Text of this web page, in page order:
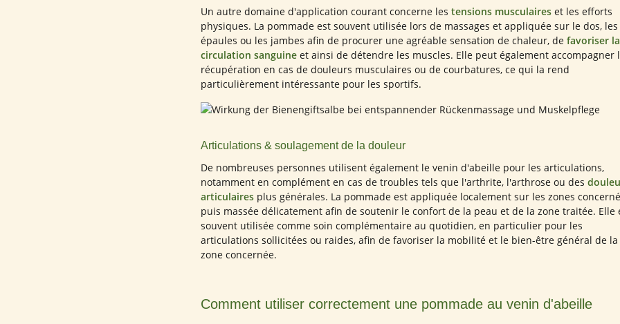
Un autre domaine d'application courant concerne les tensions musculaires et les efforts
physiques. La pommade est souvent utilisée lors de massages et appliquée sur le dos, les
épaules ou les jambes afin de procurer une agréable sensation de chaleur, de favoriser la
circulation sanguine et ainsi de détendre les muscles. Elle peut également accompagner
récupération en cas de douleurs musculaires ou de courbatures, ce qui la rend
particulièrement intéressante pour les sportifs.
Articulations & soulagement de la douleur
De nombreuses personnes utilisent également le venin d'abeille pour les articulations,
notamment en complément en cas de troubles tels que l'arthrite, l'arthrose ou des
articulaires plus générales. La pommade est appliquée localement sur les zones
puis massée délicatement afin de soutenir le confort de la peau et de la zone traitée. Elle
souvent utilisée comme soin complémentaire au quotidien, en particulier pour les
articulations sollicitées ou raides, afin de favoriser la mobilité et le bien-être général de la
zone concernée.
Comment utiliser correctement une pommade au venin d'abeille